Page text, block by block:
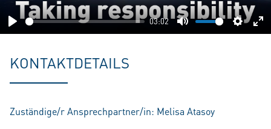
Play
03:02
Mute
KONTAKTDETAILS
Zuständige/r Ansprechpartner/in: Melisa Atasoy